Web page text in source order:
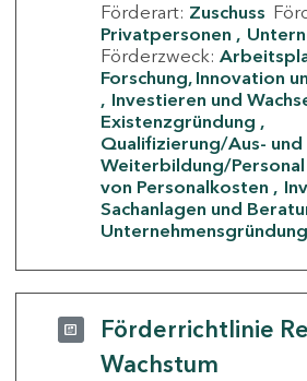
Förderart: Zuschuss
Privatpersonen
Förderzweck:
Forschung, Innovation
Investieren und
Existenzgründung
Qualifizierung/Aus- und
Weiterbildung/Personal
von Personalkosten
Sachanlagen und
Unternehmensgründung
Förderrichtlinie
Wachstum